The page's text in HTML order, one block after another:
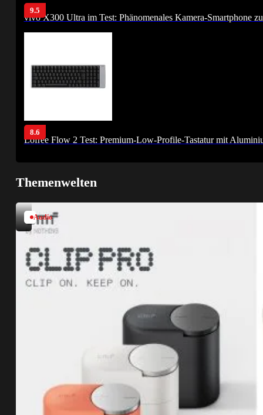
9.5
vivo X300 Ultra im Test: Phänomenales Kamera-Smartphone
8.6
Lofree Flow 2 Test: Premium-Low-Profile-Tastatur mit
Themenwelten
Audio